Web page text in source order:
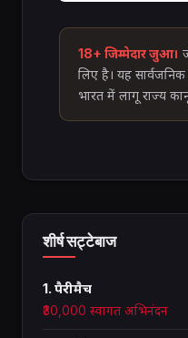
18+ जिम्मेदार जुआ।
लिए है। यह
भारत में लागू राज्य
शीर्ष सट्टेबाज
1. पैरीमैच
₹30,000 स्वागत अभिनंदन